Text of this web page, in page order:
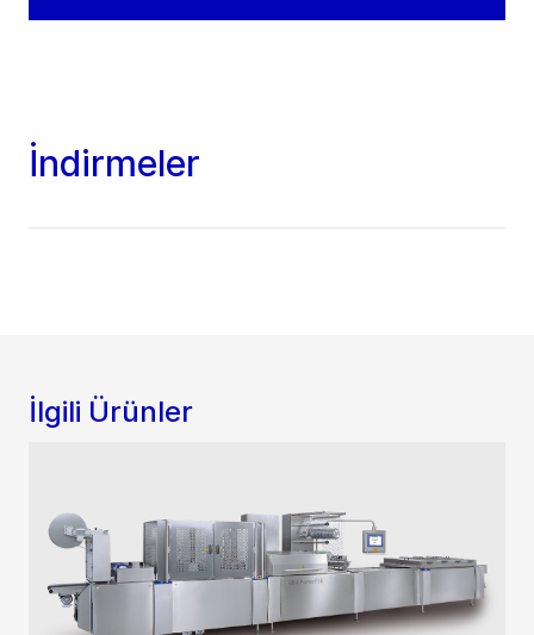
İndirmeler
İlgili Ürünler